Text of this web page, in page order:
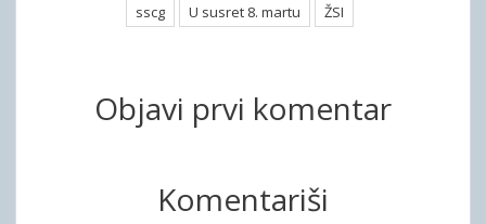
sscg
U susret 8. martu ŽSI
Objavi prvi komentar
Komentariši